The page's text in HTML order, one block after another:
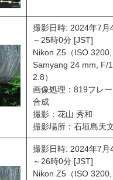
撮影日時: 2024年7月
～25時0分 [JST]
Nikon Z5（ISO 3200,
Samyang 24 mm, F/
2.8）
画像処理：819フレ
合成
撮影：花山 秀和
撮影場所：石垣島天
撮影日時: 2024年7月
～26時0分 [JST]
Nikon Z5（ISO 3200,